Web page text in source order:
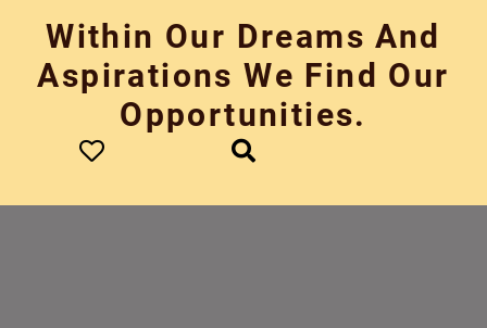
content
Within Our Dreams And
Aspirations We Find Our
Opportunities.